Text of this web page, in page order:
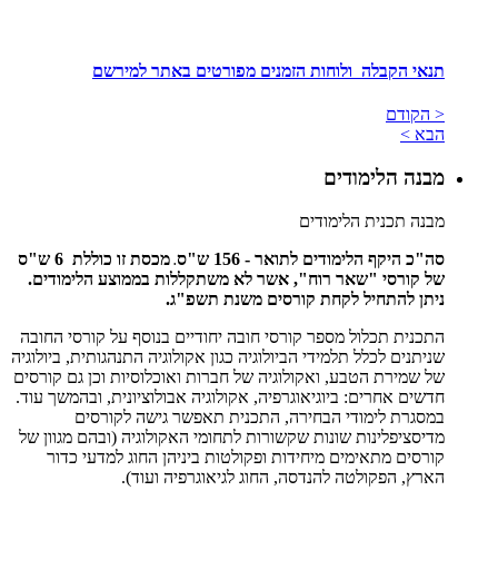
תנאי הקבלה ולוחות הזמנים מפורטים באתר למירשם
< הקודם
הבא >
מבנה הלימודים
מבנה תכנית הלימודים
סה"כ היקף הלימודים לתואר - 156 ש"ס
.
מכסת זו כוללת 6 ש"ס
של קורסי "שאר רוח", אשר לא משתקללות בממוצע הלימודים.
ניתן להתחיל לקחת קורסים משנת תשפ"ג.
התכנית תכלול מספר קורסי חובה יחודיים בנוסף על קורסי החובה
שניתנים לכלל תלמידי הביולוגיה כגון אקולוגיה התנהגותית, ביולוגיה
של שמירת הטבע, ואקולוגיה של חברות ואוכלוסיות וכן גם קורסים
חדשים אחרים: ביוגיאוגרפיה, אקולוגיה אבולוציונית, ובהמשך עוד.
במסגרת לימודי הבחירה, התכנית תאפשר גישה לקורסים
מדיסציפלינות שונות שקשורות לתחומי האקולוגיה (ובהם מגוון של
קורסים מתאימים מיחידות ופקולטות ביניהן החוג למדעי כדור
הארץ, הפקולטה להנדסה, החוג לגיאוגרפיה ועוד).